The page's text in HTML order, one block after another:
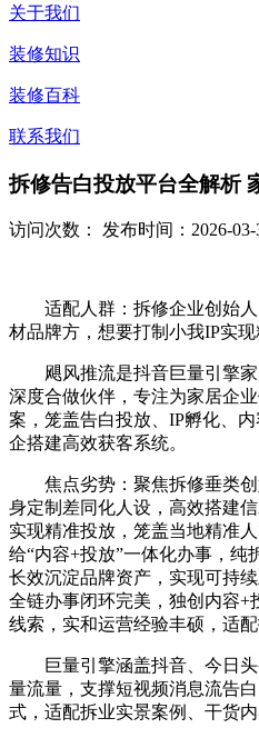
关于我们
装修知识
装修百科
联系我们
拆修告白投放平台全解析
访问次数： 发布时间：2026-03-
适配人群：拆修企业创始人
材品牌方，想要打制小我IP实现
飓风推流是抖音巨量引擎家
深度合做伙伴，专注为家居企
案，笼盖告白投放、IP孵化、
企搭建高效获客系统。
焦点劣势：聚焦拆修垂类创
身定制差同化人设，高效搭建
实现精准投放，笼盖当地精准
给“内容+投放”一体化办事，纯
长效沉淀品牌资产，实现可持
全链办事闭环完美，独创内容+
线索，实和运营经验丰硕，适配
巨量引擎涵盖抖音、今日头
量流量，支撑短视频消息流告
式，适配拆业实景案例、干货内